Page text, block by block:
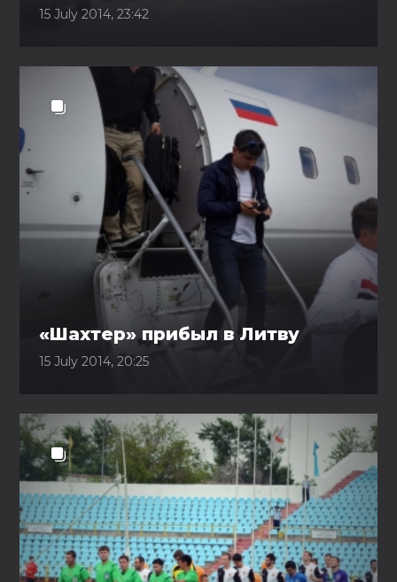
15 July 2014, 23:42
«Шахтер» прибыл в Литву
15 July 2014, 20:25